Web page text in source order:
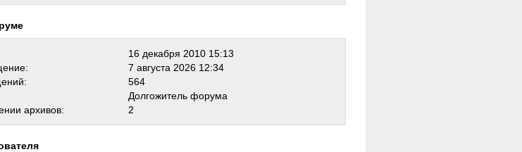
16 декабря 2010 15:13
7 августа 2026 12:34
564
Долгожитель форума
архивов:
2